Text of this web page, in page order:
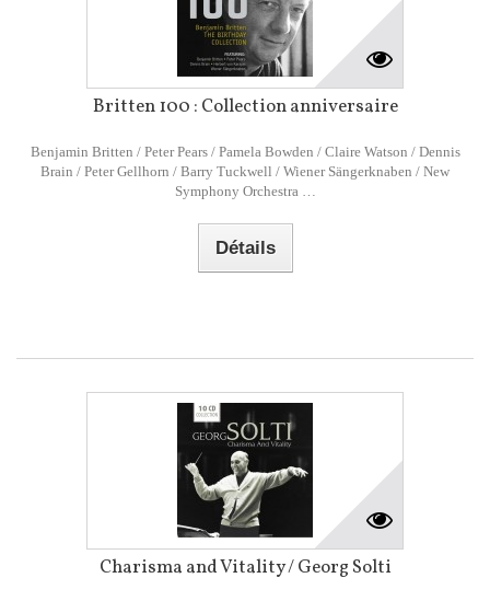
Britten 100 : Collection anniversaire
Benjamin Britten / Peter Pears / Pamela Bowden / Claire Watson / Dennis
Brain / Peter Gellhorn / Barry Tuckwell / Wiener Sängerknaben / New
Symphony Orchestra …
Détails
Charisma and Vitality / Georg Solti